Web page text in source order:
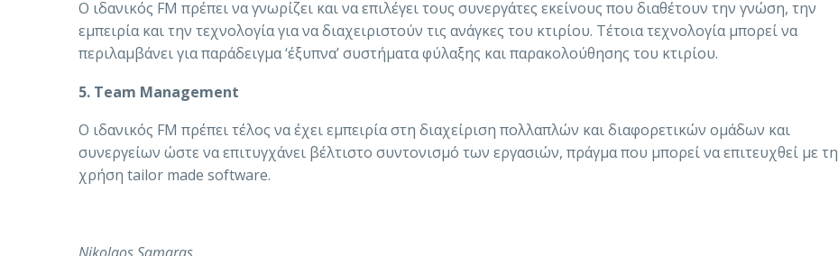
Ο ιδανικός FM πρέπει να γνωρίζει και να επιλέγει τους συνεργάτες εκείνους που διαθέτουν την γνώση, την
εμπειρία και την τεχνολογία για να διαχειριστούν τις ανάγκες του κτιρίου. Τέτοια τεχνολογία μπορεί να
περιλαμβάνει για παράδειγμα ‘έξυπνα’ συστήματα φύλαξης και παρακολούθησης του κτιρίου.
5. Team Management
O ιδανικός FM πρέπει τέλος να έχει εμπειρία στη διαχείριση πολλαπλών και διαφορετικών ομάδων και
συνεργείων ώστε να επιτυγχάνει βέλτιστο συντονισμό των εργασιών, πράγμα που μπορεί να επιτευχθεί με τη
χρήση tailor made software.
Nikolaos Samaras